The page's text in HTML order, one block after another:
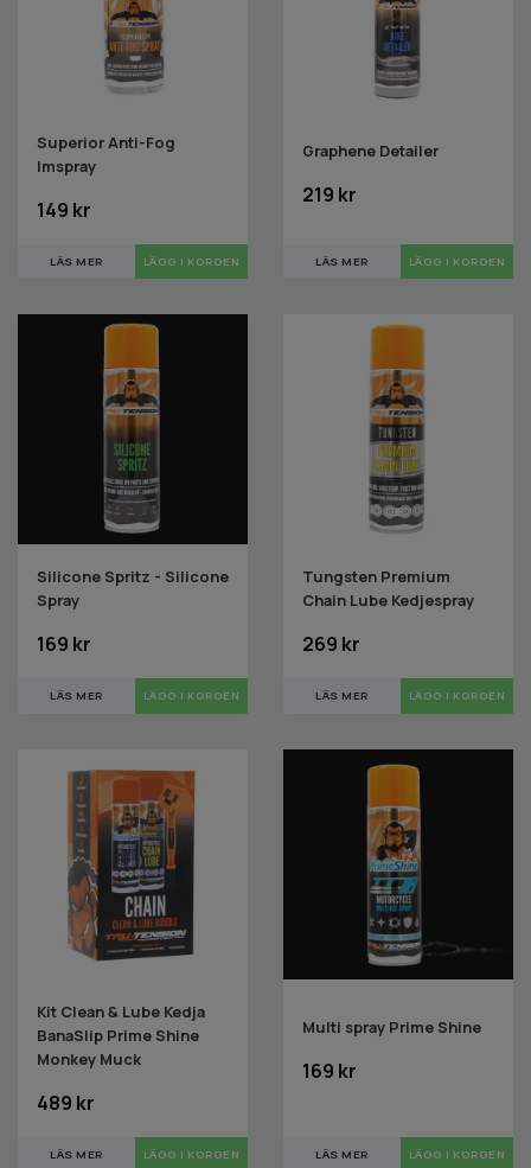
Superior Anti-Fog
Imspray
149 kr
LÄS MER
Graphene Detailer
219 kr
LÄS MER
Silicone Spritz - Silicone
Spray
169 kr
LÄS MER
Tungsten Premium
Chain Lube Kedjespray
269 kr
LÄS MER
Kit Clean & Lube Kedja
BanaSlip Prime Shine
Monkey Muck
489 kr
LÄS MER
Multi spray Prime Shine
169 kr
LÄS MER